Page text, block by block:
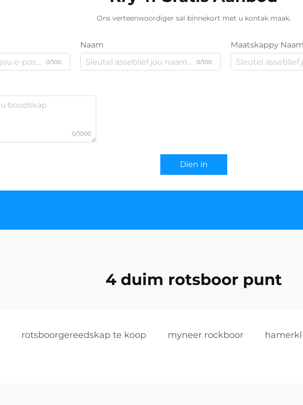
Ons verteenwoordiger sal binnekort met u kontak maak.
0/100
Naam
0/100
Maatskappy Naam
0/1000
Dien in
4 duim rotsboor punt
rotsboorgereedskap te koop myneer rockboor